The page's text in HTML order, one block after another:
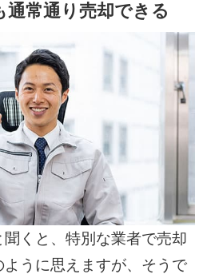
通常通り売却できる
くと、特別な業者で売却
うに思えますが、そうで